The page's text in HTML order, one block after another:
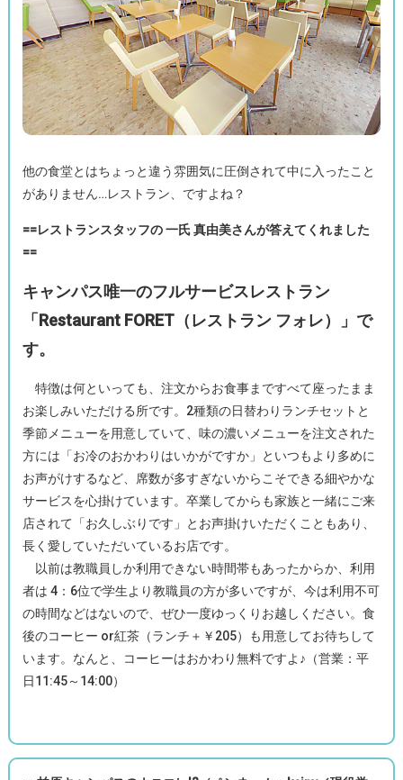
他の食堂とはちょっと違う雰囲気に圧倒されて中に入ったこと
がありません…レストラン、ですよね？
==レストランスタッフの 一氏 真由美さんが答えてくれました
==
キャンパス唯一のフルサービスレストラン
「Restaurant FORET（レストラン フォレ）」で
す。
特徴は何といっても、注文からお食事まですべて座ったまま
お楽しみいただける所です。2種類の日替わりランチセットと
季節メニューを用意していて、味の濃いメニューを注文された
方には「お冷のおかわりはいかがですか」といつもより多めに
お声がけするなど、席数が多すぎないからこそできる細やかな
サービスを心掛けています。卒業してからも家族と一緒にご来
店されて「お久しぶりです」とお声掛けいただくこともあり、
長く愛していただいているお店です。
以前は教職員しか利用できない時間帯もあったからか、利用
者は 4：6位で学生より教職員の方が多いですが、今は利用不可
の時間などはないので、ぜひ一度ゆっくりお越しください。食
後のコーヒー or紅茶（ランチ＋￥205）も用意してお待ちして
います。なんと、コーヒーはおかわり無料ですよ♪（営業：平
日11:45～14:00）